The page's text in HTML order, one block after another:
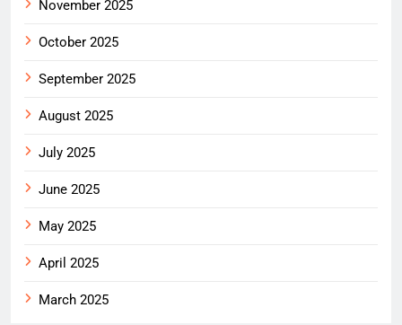
November 2025
October 2025
September 2025
August 2025
July 2025
June 2025
May 2025
April 2025
March 2025